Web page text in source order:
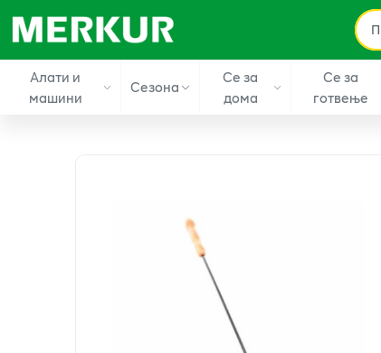
Алати и
машини
Сезона
Се за
дома
Се за
готвење